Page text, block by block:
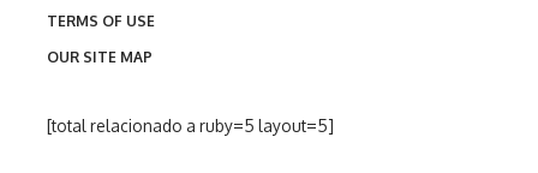
TERMS OF USE
OUR SITE MAP
[total relacionado a ruby=5 layout=5]